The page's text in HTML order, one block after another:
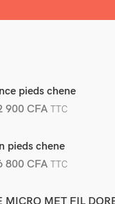
pieds chene
900CFA TTC
pieds chene
800CFA TTC